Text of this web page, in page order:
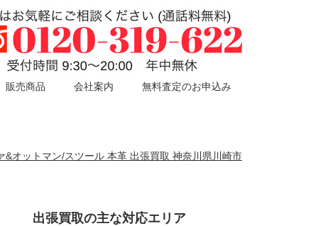
販売商品 会社案内 無料査定のお申込み
オットマン/スツール 本革 出張買取 神奈川県川崎市
出張買取の主な対応エリア